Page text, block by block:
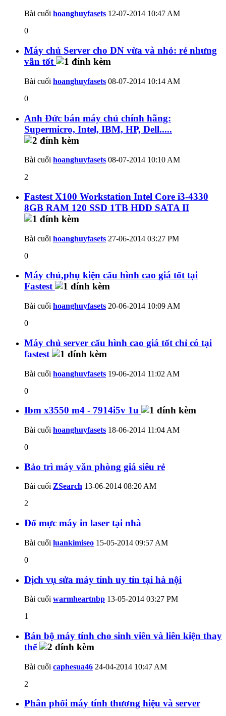
Bài cuối hoanghuyfasets 12-07-2014 10:47 AM
0
Máy chủ Server cho DN vừa và nhỏ: rẻ nhưng
vẫn tốt
Bài cuối hoanghuyfasets 08-07-2014 10:14 AM
0
Anh Đức bán máy chủ chính hãng:
Supermicro, Intel, IBM, HP, Dell.....
Bài cuối hoanghuyfasets 08-07-2014 10:10 AM
2
Fastest X100 Workstation Intel Core i3-4330
8GB RAM 120 SSD 1TB HDD SATA II
Bài cuối hoanghuyfasets 27-06-2014 03:27 PM
0
Máy chủ,phụ kiện cấu hình cao giá tốt tại
Fastest
Bài cuối hoanghuyfasets 20-06-2014 10:09 AM
0
Máy chủ server cấu hình cao giá tốt chỉ có tại
fastest
Bài cuối hoanghuyfasets 19-06-2014 11:02 AM
0
Ibm x3550 m4 - 7914i5v 1u
Bài cuối hoanghuyfasets 18-06-2014 11:04 AM
0
Bảo trì máy văn phòng giá siêu rẻ
Bài cuối ZSearch 13-06-2014 08:20 AM
2
Đổ mực máy in laser tại nhà
Bài cuối luankimiseo 15-05-2014 09:57 AM
0
Dịch vụ sửa máy tính uy tín tại hà nội
Bài cuối warmheartnbp 13-05-2014 03:27 PM
1
Bán bộ máy tính cho sinh viên và liên kiện thay
thế
Bài cuối caphesua46 24-04-2014 10:47 AM
2
Phân phối máy tính thương hiệu và server